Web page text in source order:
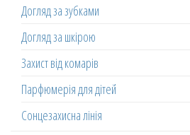
Догляд за зубками
Догляд за шкірою
Захист від комарів
Парфюмерія для дітей
Сонцезахисна лінія